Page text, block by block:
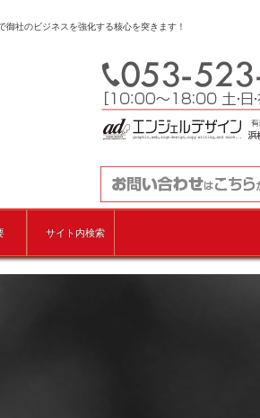
社のビジネスを強化する核心を突きます！
サイト内検索